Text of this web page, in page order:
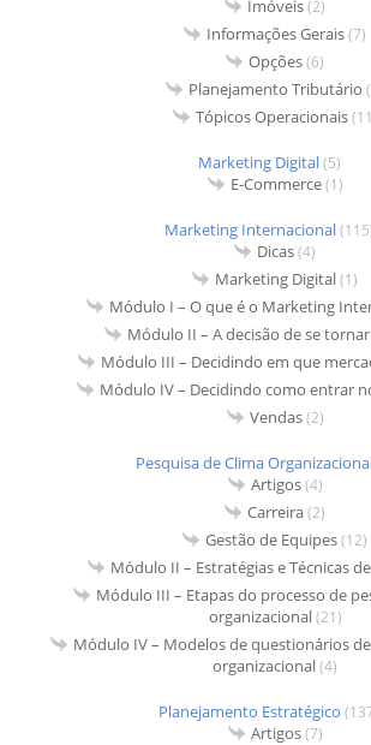
Imóveis(2)
Informações Gerais(7)
Opções(6)
Planejamento Tributário
Tópicos Operacionais
Marketing Digital(5)
E-Commerce(1)
Marketing Internacional
Dicas(4)
Marketing Digital(1)
Módulo I – O que é o Marketing
Módulo II – A decisão de se
Módulo III – Decidindo em que
Módulo IV – Decidindo como entrar
Vendas(2)
Pesquisa de Clima
Artigos(4)
Carreira(2)
Gestão de Equipes(12)
Módulo II – Estratégias e Técnicas
Módulo III – Etapas do processo de
organizacional(21)
Módulo IV – Modelos de questionários
organizacional(4)
Planejamento Estratégico
Artigos(7)